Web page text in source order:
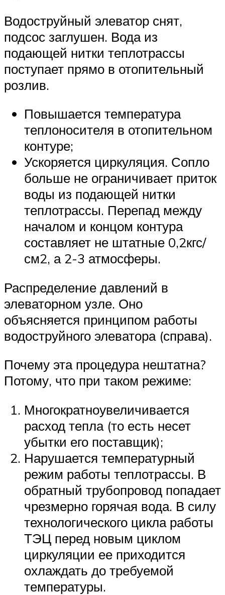
Водоструйный элеватор снят,
подсос заглушен. Вода из
подающей нитки теплотрассы
поступает прямо в отопительный
розлив.
Повышается температура
теплоносителя в отопительном
контуре;
Ускоряется циркуляция. Сопло
больше не ограничивает приток
воды из подающей нитки
теплотрассы. Перепад между
началом и концом контура
составляет не штатные 0,2кгс/
см2, а 2-3 атмосферы.
Распределение давлений в
элеваторном узле. Оно
объясняется принципом работы
водоструйного элеватора (справа).
Почему эта процедура нештатна?
Потому, что при таком режиме:
Многократноувеличивается
расход тепла (то есть несет
убытки его поставщик);
Нарушается температурный
режим работы теплотрассы. В
обратный трубопровод попадает
чрезмерно горячая вода. В силу
технологического цикла работы
ТЭЦ перед новым циклом
циркуляции ее приходится
охлаждать до требуемой
температуры.